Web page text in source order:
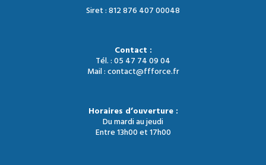
Siret : 812 876 407 00048
Contact :
Tél. : 05 47 74 09 04
Mail : contact@ffforce.fr
Horaires d’ouverture :
Du mardi au jeudi
Entre 13h00 et 17h00